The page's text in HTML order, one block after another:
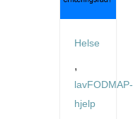
Helse
,
lavFODMAP-
hjelp